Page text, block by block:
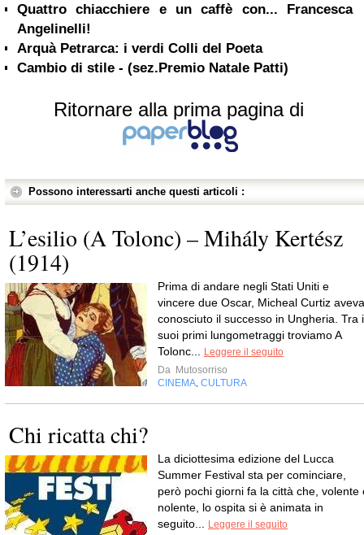
Quattro chiacchiere e un caffè con... Francesca
Angelinelli!
Arquà Petrarca: i verdi Colli del Poeta
Cambio di stile - (sez.Premio Natale Patti)
Ritornare alla prima pagina di
Possono interessarti anche questi articoli :
L’esilio (A Tolonc) – Mihály Kertész
(1914)
Prima di andare negli Stati Uniti e
vincere due Oscar, Micheal Curtiz aveva
conosciuto il successo in Ungheria. Tra i
suoi primi lungometraggi troviamo A
Tolonc...
Leggere il seguito
Da Mutosorriso
CINEMA CULTURA
Chi ricatta chi?
La diciottesima edizione del Lucca
Summer Festival sta per cominciare,
però pochi giorni fa la città che, volente
nolente, lo ospita si è animata in
seguito...
Leggere il seguito